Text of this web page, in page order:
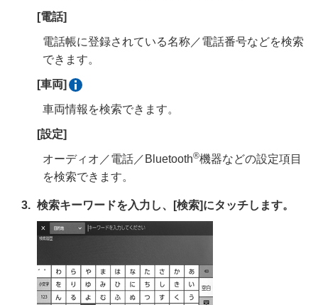
[‍電話‍]
電話帳に登録されている名称／電話番号などを検索
できます。
[‍車両‍]
車両情報を検索できます。
[‍設定‍]
オーディオ／電話／Bluetooth®機器などの設定項目
を検索できます。
検索キーワードを入力し、 [‍検索‍]にタッチします。